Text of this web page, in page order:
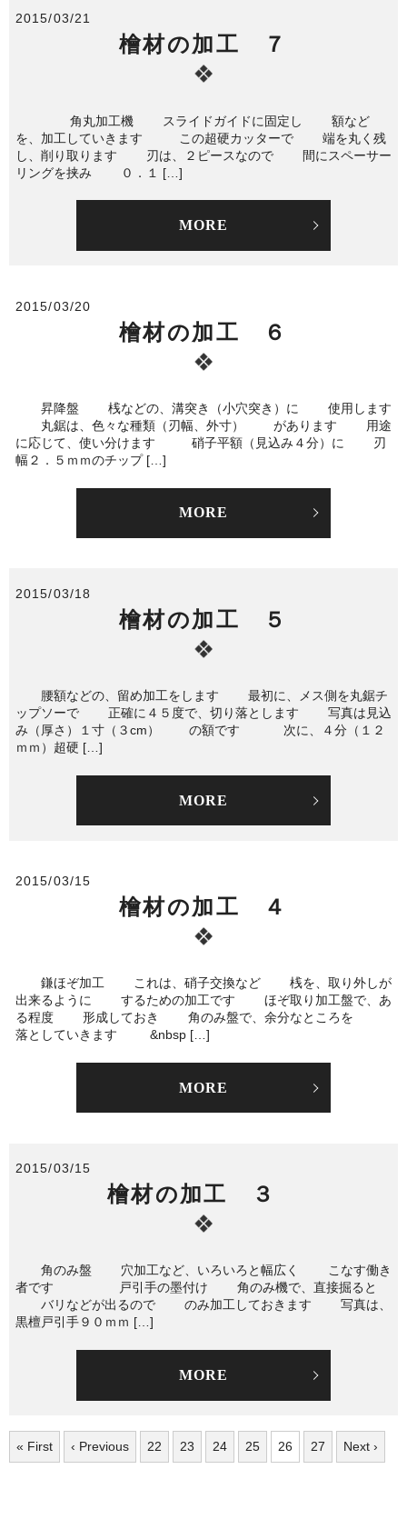
2015/03/21
檜材の加工 ７
角丸加工機 スライドガイドに固定し 額など
を、加工していきます この超硬カッターで 端を丸く残
し、削り取ります 刃は、２ピースなので 間にスペーサー
リングを挟み ０．１ […]
MORE
2015/03/20
檜材の加工 ６
昇降盤 桟などの、溝突き（小穴突き）に 使用します
丸鋸は、色々な種類（刃幅、外寸） があります 用途
に応じて、使い分けます 硝子平額（見込み４分）に 刃
幅２．５ｍｍのチップ […]
MORE
2015/03/18
檜材の加工 ５
腰額などの、留め加工をします 最初に、メス側を丸鋸チ
ップソーで 正確に４５度で、切り落とします 写真は見込
み（厚さ）１寸（３cm） の額です 次に、４分（１２
ｍｍ）超硬 […]
MORE
2015/03/15
檜材の加工 ４
鎌ほぞ加工 これは、硝子交換など 桟を、取り外しが
出来るように するための加工です ほぞ取り加工盤で、あ
る程度 形成しておき 角のみ盤で、余分なところを
落としていきます &nbsp […]
MORE
2015/03/15
檜材の加工 ３
角のみ盤 穴加工など、いろいろと幅広く こなす働き
者です 戸引手の墨付け 角のみ機で、直接掘ると
バリなどが出るので のみ加工しておきます 写真は、
黒檀戸引手９０ｍｍ […]
MORE
« First ‹ Previous 22 23 24 25 26 27 Next ›